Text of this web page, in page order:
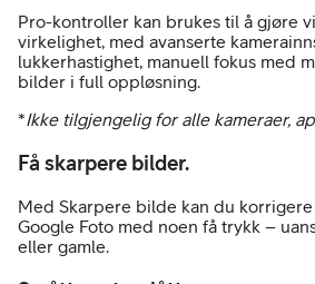
Pro-kontroller kan brukes til å gjøre
virkelighet, med avanserte
lukkerhastighet, manuell fokus med
bilder i full oppløsning.
*Ikke tilgjengelig for alle kameraer,
Få skarpere bilder.
Med Skarpere bilde kan du
Google Foto med noen få trykk –
eller gamle.